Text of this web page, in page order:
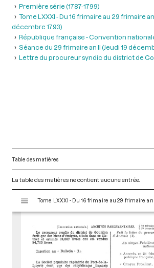
Première série (1787-1799)
Tome LXXXI - Du 16 frimaire au 29 frimaire
décembre 1793)
République française - Convention
Séance du 29 frimaire an II (Jeudi 19
Lettre du procureur syndic du district de
Table des matières
La table des matières ne contient aucune entrée.
s